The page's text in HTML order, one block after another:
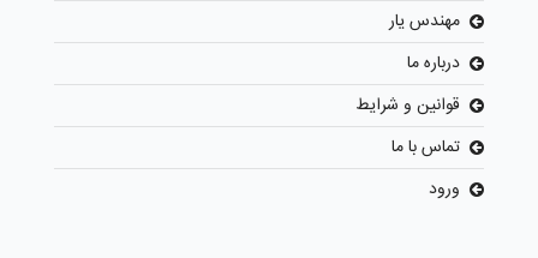
مهندس یار
درباره ما
قوانین و شرایط
تماس با ما
ورود